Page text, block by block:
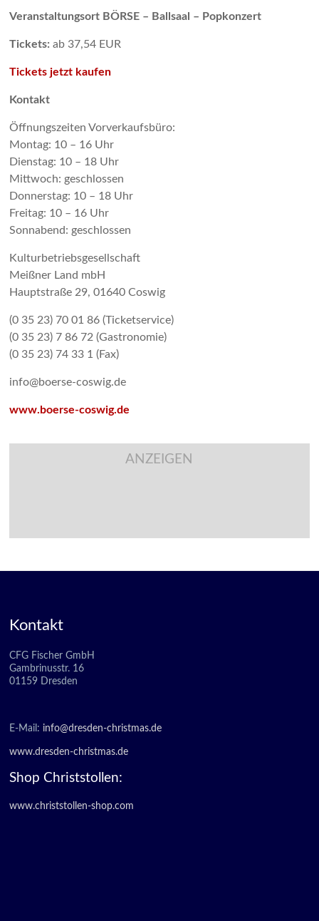
Veranstaltungsort BÖRSE – Ballsaal – Popkonzert
Tickets: ab 37,54 EUR
Tickets jetzt kaufen
Kontakt
Öffnungszeiten Vorverkaufsbüro:
Montag: 10 – 16 Uhr
Dienstag: 10 – 18 Uhr
Mittwoch: geschlossen
Donnerstag: 10 – 18 Uhr
Freitag: 10 – 16 Uhr
Sonnabend: geschlossen
Kulturbetriebsgesellschaft
Meißner Land mbH
Hauptstraße 29, 01640 Coswig
(0 35 23) 70 01 86 (Ticketservice)
(0 35 23) 7 86 72 (Gastronomie)
(0 35 23) 74 33 1 (Fax)
info@boerse-coswig.de
www.boerse-coswig.de
ANZEIGEN
Kontakt
CFG Fischer GmbH
Gambrinusstr. 16
01159 Dresden
E-Mail: info@dresden-christmas.de
www.dresden-christmas.de
Shop Christstollen:
www.christstollen-shop.com